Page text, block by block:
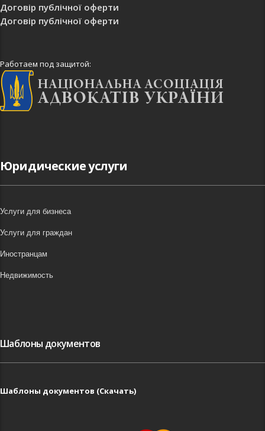
Договір публічної оферти
Договір публічної оферти
Работаем под защитой:
Юридические услуги
Услуги для бизнеса
Услуги для граждан
Иностранцам
Недвижимость
Шаблоны документов
Шаблоны документов (Скачать)